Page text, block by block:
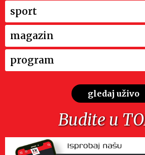
sport
magazin
program
gledaj uživo
Budite u